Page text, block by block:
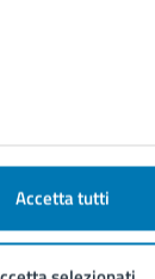
Accetta tutti
e protocollo